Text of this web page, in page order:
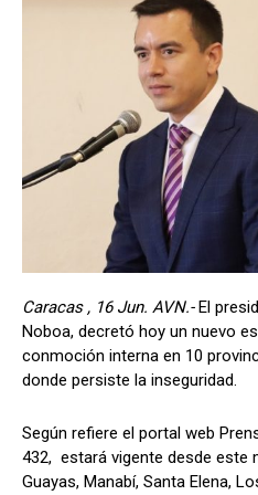
Caracas , 16 Jun. AVN.-El
Noboa, decretó hoy un nuevo
conmoción interna en 10
donde persiste la inseguridad.
Según refiere el portal web
432, estará vigente desde este
Guayas, Manabí, Santa Elena,